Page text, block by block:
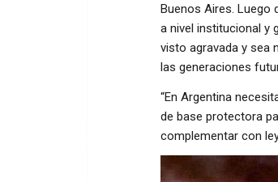
Buenos Aires. Luego
a nivel institucional y
visto agravada y sea
las generaciones
“En Argentina
de base protectora
complementar con